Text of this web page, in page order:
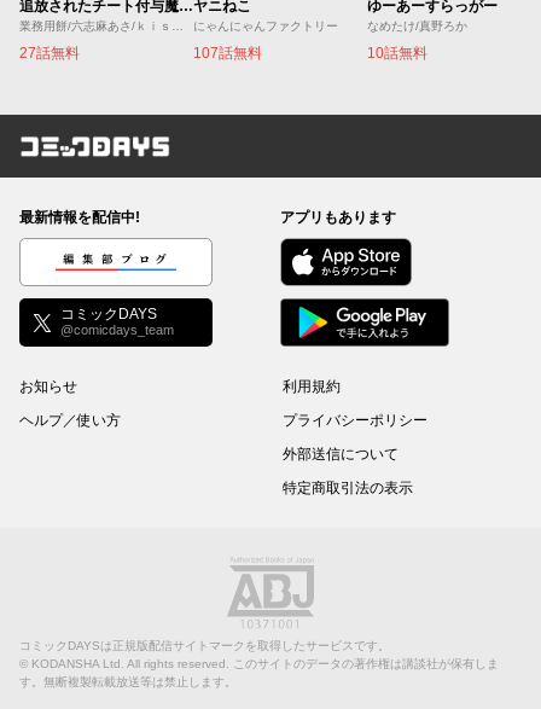
追放されたチート付与魔術師は気ままなセカンドライフを謳歌する。 ～俺は武器だけじゃなく、あらゆるものに『強化ポイント』を付与できるし、俺の意思でいつでも効果を解除できるけど、残った人たち大丈夫？～
業務用餅/六志麻あさ/ｋｉｓｕｉ
27話無料
ヤニねこ
にゃんにゃんファクトリー
107話無料
ゆーあーすらっがー
なめたけ/真野ろか
10話無料
コミックDAYS
最新情報を配信中!
編集部ブログ
コミックDAYS
@comicdays_team
アプリもあります
お知らせ
ヘルプ／使い方
利用規約
プライバシーポリシー
外部送信について
特定商取引法の表示
コミックDAYSは正規版配信サイトマークを取得したサービスです。
© KODANSHA Ltd. All rights reserved. このサイトのデータの著作権は講談社が保有しま
す。無断複製転載放送等は禁止します。